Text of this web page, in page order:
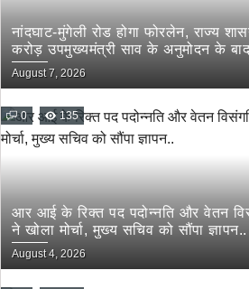
नांदघाट-मुंगेली रोड होगा फोरलेन, राज्य
करोड़ उपमुख्यमंत्री साव के अनुमोदन के बाद
August 7, 2026
0 135
आर आई के रिक्त पद पदोन्नति और वेतन
ने खोला मोर्चा, मुख्य सचिव को सौंपा ज्ञापन..
August 4, 2026